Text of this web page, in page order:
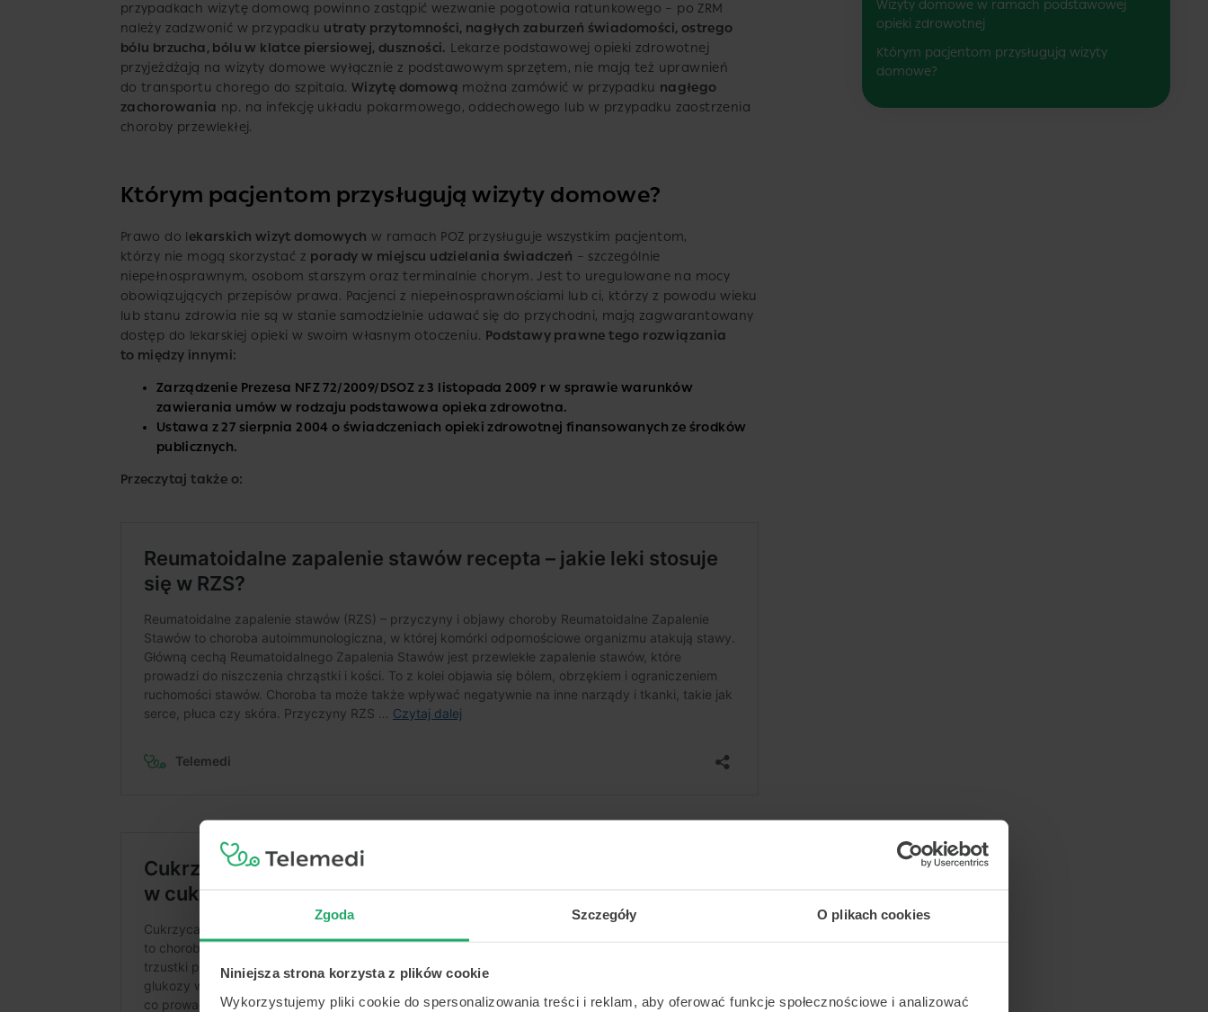
Zgoda Szczegóły O plikach cookies
Niniejsza strona korzysta z plików cookie
Wykorzystujemy pliki cookie do spersonalizowania treści i reklam, aby oferować funkcje społecznościowe i analizować
przypadkach wizytę domową powinno zastąpić wezwanie pogotowia ratunkowego – po ZRM
należy zadzwonić w przypadku utraty przytomności, nagłych zaburzeń świadomości, ostrego
bólu brzucha, bólu w klatce piersiowej, duszności. Lekarze podstawowej opieki zdrowotnej
przyjeżdżają na wizyty domowe wyłącznie z podstawowym sprzętem, nie mają też uprawnień
do transportu chorego do szpitala. Wizytę domową można zamówić w przypadku nagłego
zachorowania np. na infekcję układu pokarmowego, oddechowego lub w przypadku zaostrzenia
choroby przewlekłej.
Którym pacjentom przysługują wizyty domowe?
Prawo do lekarskich wizyt domowych w ramach POZ przysługuje wszystkim pacjentom,
którzy nie mogą skorzystać z porady w miejscu udzielania świadczeń – szczególnie
niepełnosprawnym, osobom starszym oraz terminalnie chorym. Jest to uregulowane na mocy
obowiązujących przepisów prawa. Pacjenci z niepełnosprawnościami lub ci, którzy z powodu wieku
lub stanu zdrowia nie są w stanie samodzielnie udawać się do przychodni, mają zagwarantowany
dostęp do lekarskiej opieki w swoim własnym otoczeniu. Podstawy prawne tego rozwiązania
to między innymi:
Zarządzenie Prezesa NFZ 72/2009/DSOZ z 3 listopada 2009 r w sprawie warunków
zawierania umów w rodzaju podstawowa opieka zdrowotna.
Ustawa z 27 sierpnia 2004 o świadczeniach opieki zdrowotnej finansowanych ze środków
publicznych.
Przeczytaj także o:
Wizyty domowe w ramach podstawowej
opieki zdrowotnej
Którym pacjentom przysługują wizyty
domowe?